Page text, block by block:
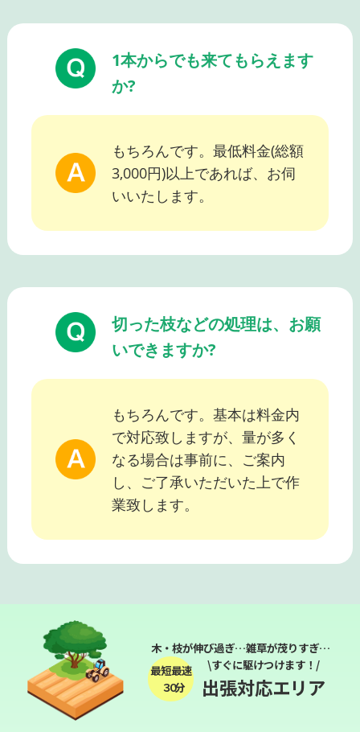
1本からでも来てもらえます
か?
もちろんです。最低料金(総額
3,000円)以上であれば、お伺
いいたします。
切った枝などの処理は、お願
いできますか?
もちろんです。基本は料金内
で対応致しますが、量が多く
なる場合は事前に、ご案内
し、ご了承いただいた上で作
業致します。
木・枝が伸び過ぎ…雑草が茂りすぎ…
最短最速
３０分
\すぐに駆けつけます！/
出張対応エリア